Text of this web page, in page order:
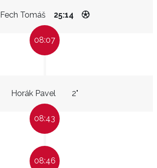
Fech Tomáš 25:14
08:07
Horák Pavel 2"
08:43
08:46